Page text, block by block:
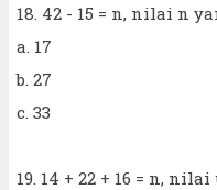
18. 42 - 15 = n, nilai n
a. 17
b. 27
c. 33
19. 14 + 22 + 16 = n,